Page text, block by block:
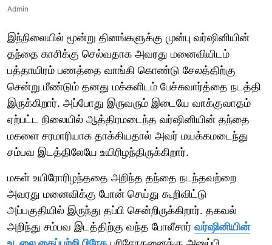
Admin
இந்நிலையில் மூன்று தினங்களுக்கு முன்பு வர்ஷினியின்
தந்தை காசிக்கு செல்வதாக அவரது மனைவியிடம்
பத்தாயிரம் பணத்தை வாங்கி கொண்டு சேலத்திற்கு
சென்று மீண்டும் தனது மக்களிடம் பேச்சுவார்த்தை நடத்தி
இருக்கிறார். அப்போது இருவரும் இடையே வாக்குவாதம்
ஏற்பட்ட நிலையில் ஆத்திரமடைந்த வர்ஷினியின் தந்தை
மகளை சரமாரியாக தாக்கியதால் அவர் மயக்கமடைந்து
சம்பவ இடத்திலேயே உயிரிழந்திருக்கிறார்.
மகள் உயிரோரிழந்ததை அறிந்த தந்தை நடந்தவற்றை
அவரது மனைவிக்கு போன் செய்து கூறிவிட்டு
அப்பகுதியில் இருந்து தப்பி சென்றிருக்கிறார். தகவல்
அறிந்து சம்பவ இடத்திற்கு வந்த போலீசார் வர்ஷினியின்